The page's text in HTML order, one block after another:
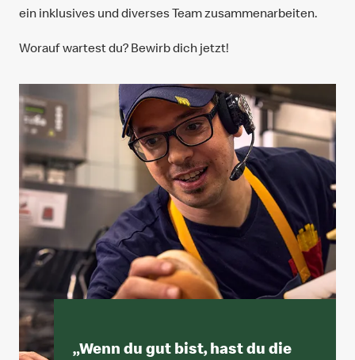
ein inklusives und diverses Team zusammenarbeiten.
Worauf wartest du? Bewirb dich jetzt!
„Wenn du gut bist, hast du die